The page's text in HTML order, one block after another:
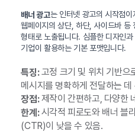
배너 광고는 인터넷 광고의 시작점
웹페이지의 상단, 하단, 사이드바 등
형태로 노출됩니다. 심플한 디자인
기업이 활용하는 기본 포맷입니다.
특징:고정 크기 및 위치 기반으
메시지를 명확하게 전달하는 데
장점:제작이 간편하고, 다양한
한계:시각적 피로도와 배너 블
(CTR)이 낮을 수 있음.